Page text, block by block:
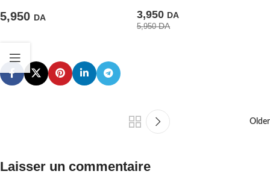
5,950 DA 3,950 DA
5,950DA
Older
Laisser un commentaire